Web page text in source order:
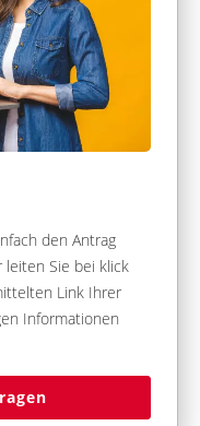
den Antrag
leiten Sie bei klick
Link Ihrer
Informationen